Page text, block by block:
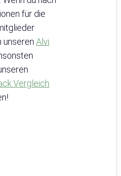
für die
unseren Alvi
Vergleich